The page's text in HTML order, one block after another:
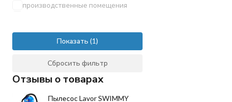
производственные помещения
торговые центры
зола
коммунальные машины
Показать
Сбросить фильтр
Отзывы о товарах
Пылесос Lavor SWIMMY